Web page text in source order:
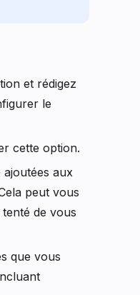
et rédigez
le
cette option.
aux
peut vous
de vous
que vous